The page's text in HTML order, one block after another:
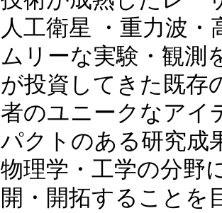
人工衛星 ・重力波
ムリーな実験・観測
が投資してきた既存
者のユニークなアイ
パクトのある研究成
物理学・工学の分野
開・開拓することを